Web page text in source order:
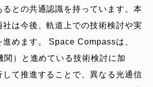
との共通認識を持っています。本
は今後、軌道上での技術検討や実
めます。 Space Compassは、
関）と進めている技術検討に加
して推進することで、異なる光通信